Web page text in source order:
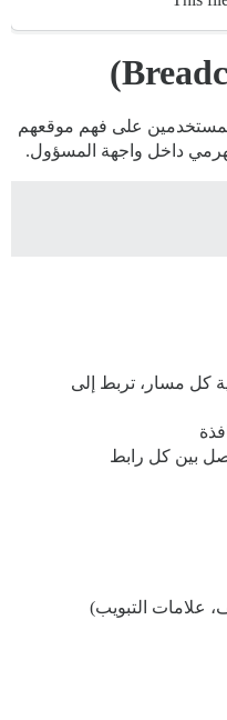
على فهم موقعهم
داخل واجهة المسؤول.
كل مسار، تربط إلى
بين كل رابط
علامات التبويب)